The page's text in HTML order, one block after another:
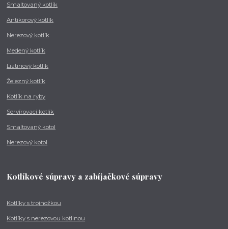
Smaltovaný kotlík
Antikorový kotlík
Nerezový kotlík
Medený kotlík
Liatinový kotlík
Železný kotlík
Kotlík na ryby
Servírovací kotlík
Smaltovaný kotol
Nerezový kotol
Kotlíkové súpravy a zabíjačkové súpravy
Kotlíky s trojnožkou
Kotlíky s nerezovou kotlinou